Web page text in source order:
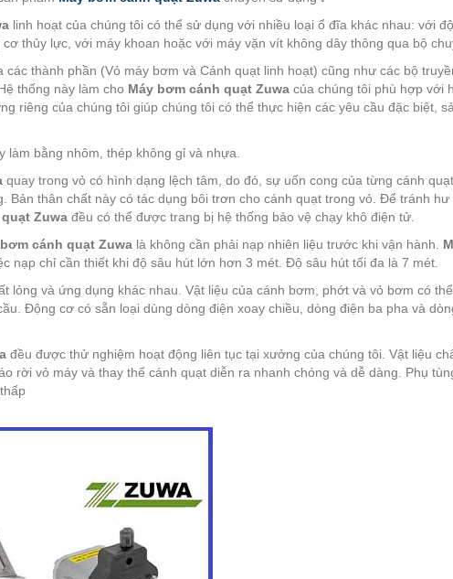
linh hoạt của chúng tôi có thể sử dụng với nhiều loại ổ đĩa khác nhau: với
thủy lực, với máy khoan hoặc với máy vặn vít không dây thông qua bộ
các thành phần (Vỏ máy bơm và Cánh quạt linh hoạt) cũng như các bộ
thống này làm cho Máy bơm cánh quạt Zuwa của chúng tôi phù hợp với
riêng của chúng tôi giúp chúng tôi có thể thực hiện các yêu cầu đặc biệt,
làm bằng nhôm, thép không gỉ và nhựa.
quay trong vỏ có hình dạng lệch tâm, do đó, sự uốn cong của từng cánh
Bản thân chất này có tác dụng bôi trơn cho cánh quạt trong vỏ. Để tránh
Zuwa đều có thể được trang bị hệ thống bảo vệ chạy khô điện tử.
cánh quạt Zuwa là không cần phải nạp nhiên liệu trước khi vận hành.
nạp chỉ cần thiết khi độ sâu hút lớn hơn 3 mét. Độ sâu hút tối đa là 7 mét.
lỏng và ứng dụng khác nhau. Vật liệu của cánh bơm, phớt và vỏ bơm có
Động cơ có sẵn loại dùng dòng điện xoay chiều, dòng điện ba pha và
đều được thử nghiệm hoạt động liên tục tại xưởng của chúng tôi. Vật liệu
rời vỏ máy và thay thế cánh quạt diễn ra nhanh chóng và dễ dàng. Phụ